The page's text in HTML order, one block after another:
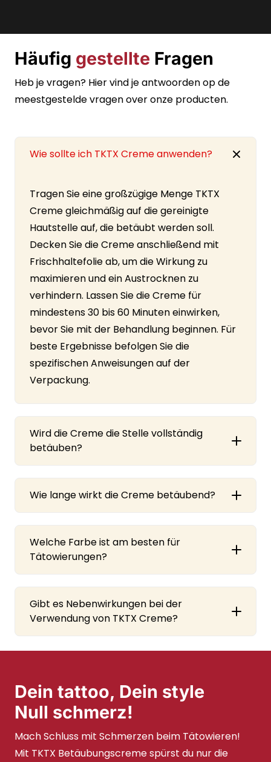
Häufig gestellte Fragen
Heb je vragen? Hier vind je antwoorden op de
meestgestelde vragen over onze producten.
Wie sollte ich TKTX Creme anwenden?
Tragen Sie eine großzügige Menge TKTX
Creme gleichmäßig auf die gereinigte
Hautstelle auf, die betäubt werden soll.
Decken Sie die Creme anschließend mit
Frischhaltefolie ab, um die Wirkung zu
maximieren und ein Austrocknen zu
verhindern. Lassen Sie die Creme für
mindestens 30 bis 60 Minuten einwirken,
bevor Sie mit der Behandlung beginnen. Für
beste Ergebnisse befolgen Sie die
spezifischen Anweisungen auf der
Verpackung.
Wird die Creme die Stelle vollständig
betäuben?
Wie lange wirkt die Creme betäubend?
Welche Farbe ist am besten für
Tätowierungen?
Gibt es Nebenwirkungen bei der
Verwendung von TKTX Creme?
Dein tattoo, Dein style
Null schmerz!
Mach Schluss mit Schmerzen beim Tätowieren!
Mit TKTX Betäubungscreme spürst du nur die